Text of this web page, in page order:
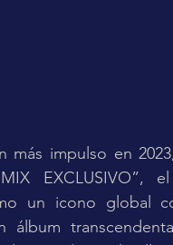
más impulso en
un icono global